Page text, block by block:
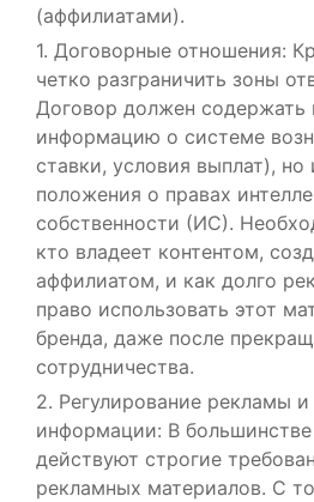
(аффилиатами).
1. Договорные отношения:
четко разграничить зоны
Договор должен содержать
информацию о системе
ставки, условия выплат), но
положения о правах
собственности (ИС).
кто владеет контентом,
аффилиатом, и как долго
право использовать этот
бренда, даже после
сотрудничества.
2. Регулирование рекламы
информации: В
действуют строгие
рекламных материалов. С